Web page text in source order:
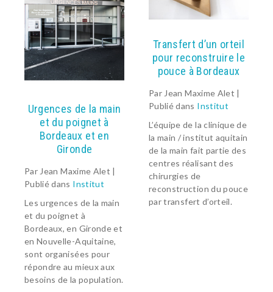
Urgences de la main
et du poignet à
Bordeaux et en
Gironde
Par Jean Maxime Alet |
Publié dans Institut
Les urgences de la main
et du poignet à
Bordeaux, en Gironde et
en Nouvelle-Aquitaine,
sont organisées pour
répondre au mieux aux
besoins de la population.
Transfert d’un orteil
pour reconstruire le
pouce à Bordeaux
Par Jean Maxime Alet |
Publié dans Institut
L’équipe de la clinique de
la main / institut aquitain
de la main fait partie des
centres réalisant des
chirurgies de
reconstruction du pouce
par transfert d’orteil.